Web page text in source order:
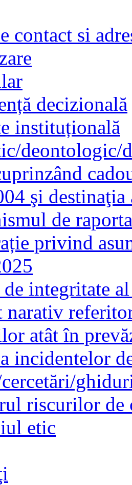
contact si
decizională
instituțională
deontologic/
şi destinaţia
de
privind
integritate
narativ
atât în
incidentelor
riscurilor de
etic